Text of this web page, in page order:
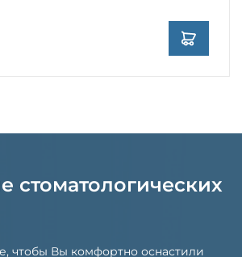
стоматологических
чтобы Вы комфортно оснастили